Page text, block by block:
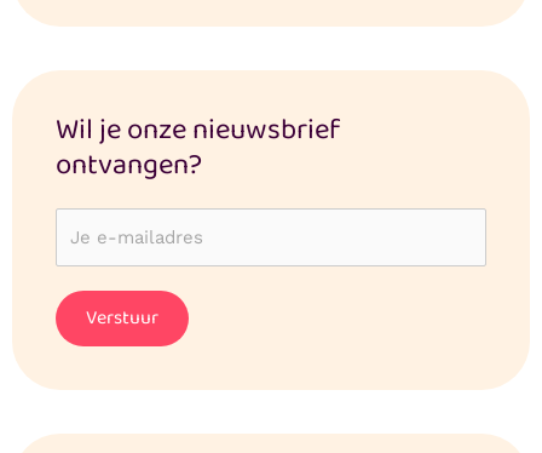
Wil je onze nieuwsbrief
ontvangen?